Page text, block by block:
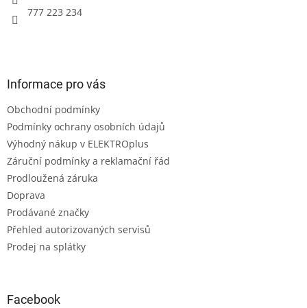
777 223 234
Informace pro vás
Obchodní podmínky
Podmínky ochrany osobních údajů
Výhodný nákup v ELEKTROplus
Záruční podmínky a reklamační řád
Prodloužená záruka
Doprava
Prodávané značky
Přehled autorizovaných servisů
Prodej na splátky
Facebook